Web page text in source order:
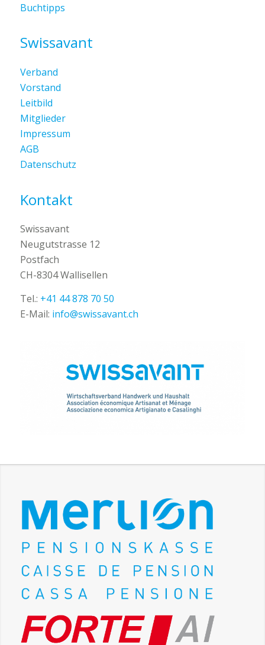
Buchtipps
Swissavant
Verband
Vorstand
Leitbild
Mitglieder
Impressum
AGB
Datenschutz
Kontakt
Swissavant
Neugutstrasse 12
Postfach
CH-8304 Wallisellen
Tel.: +41 44 878 70 50
E-Mail: info@swissavant.ch